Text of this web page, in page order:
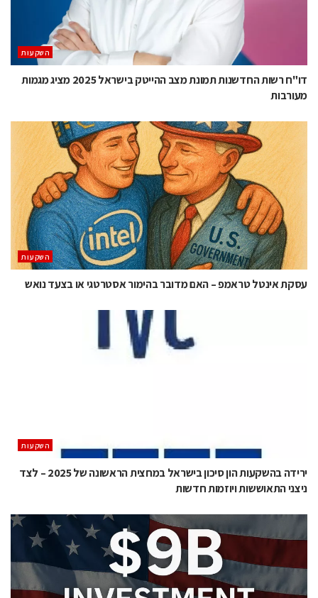
השקעות
דו"ח רשות החדשנות תמונת מצב ההייטק בישראל 2025 מציג מגמות
מעורבות
השקעות
עסקת אינטל טראמפ – האם מדובר בהימור אסטרטגי או בצעד נואש
השקעות
ירידה בהשקעות הון סיכון בישראל במחצית הראשונה של 2025 – לצד
ניצני התאוששות ויוזמות חדשות